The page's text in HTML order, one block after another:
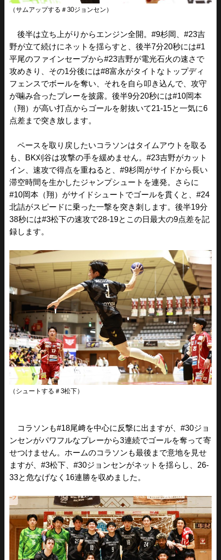
（サムアップする＃30ジョンセン）
後半は立ち上がりからエンジン全開。#9杉岡、#23吉
野が立て続けにネットを揺らすと、後半7分20秒には#1
平尾のファインセーブから#23吉野が電光石火の速さで
攻めきり、その1分後には#8富永がタイトなトップディ
フェンスでボールを奪い、それを自ら叩き込んで、攻守
が噛み合ったプレーを披露。後半9分20秒には#10岡本
（翔）が高い打点からゴールを射抜いて21-15と一気に6
点差まで突き放します。
ペースを取り戻したいコラソンはタイムアウトを取る
も、BK刈谷は攻撃の手を緩めません。#23吉野がカット
イン、速攻で得点を重ねると、#9杉岡がサイドから長い
滞空時間を生かしたジャンプシュートを連発。さらに
#10岡本（翔）がサイドシュートでゴールを貫くと、#24
北詰がスピードに乗った一撃を突き刺します。後半19分
38秒には#3松下の速攻で28-19とこの日最大の9点差を記
録します。
（シュートする＃3松下）
コラソンも#18尾﨑を中心に反撃に出ますが、#30ジョ
ンセンがパワフルなプレーから3連続でゴールを奪って寄
せつけません。ホームのコラソンも最後まで意地を見せ
ますが、#3松下、#30ジョンセンがネットを揺らし、26-
33と危なげなく16連勝を収めました。